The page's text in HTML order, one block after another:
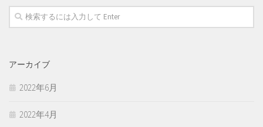
アーカイブ
2022年6月
2022年4月